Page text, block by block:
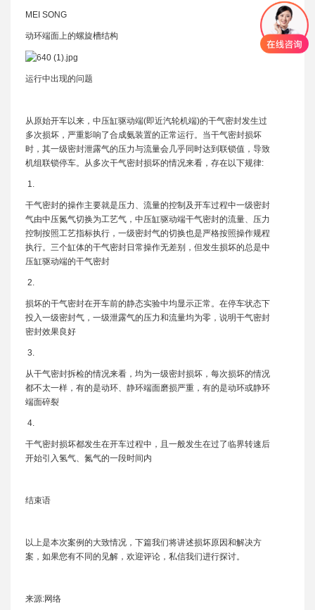
MEI SONG
动环端面上的螺旋槽结构
运行中出现的问题
从原始开车以来，中压缸驱动端(即近汽轮机端)的干气密封发生过
多次损坏，严重影响了合成氨装置的正常运行。当干气密封损坏
时，其一级密封泄露气的压力与流量会几乎同时达到联锁值，导致
机组联锁停车。从多次干气密封损坏的情况来看，存在以下规律:
1.
干气密封的操作主要就是压力、流量的控制及开车过程中一级密封
气由中压氮气切换为工艺气，中压缸驱动端干气密封的流量、压力
控制按照工艺指标执行，一级密封气的切换也是严格按照操作规程
执行。三个缸体的干气密封日常操作无差别，但发生损坏的总是中
压缸驱动端的干气密封
2.
损坏的干气密封在开车前的静态实验中均显示正常。在停车状态下
投入一级密封气，一级泄露气的压力和流量均为零，说明干气密封
密封效果良好
3.
从干气密封拆检的情况来看，均为一级密封损坏，每次损坏的情况
都不太一样，有的是动环、静环端面磨损严重，有的是动环或静环
端面碎裂
4.
干气密封损坏都发生在开车过程中，且一般发生在过了临界转速后
开始引入氢气、氮气的一段时间内
结束语
以上是本次案例的大致情况，下篇我们将讲述损坏原因和解决方
案，如果您有不同的见解，欢迎评论，私信我们进行探讨。
来源:网络